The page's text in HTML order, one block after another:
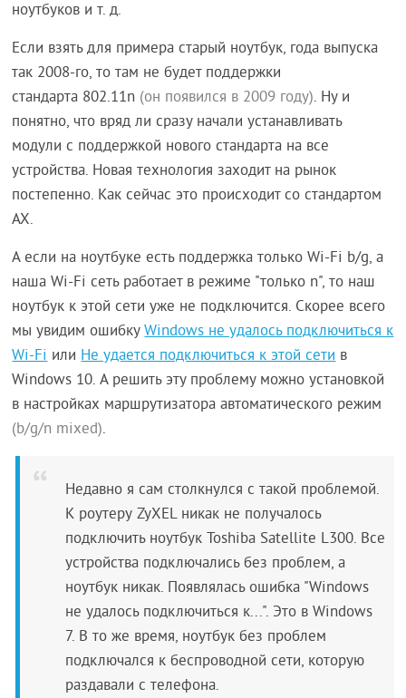
ноутбуков и т. д.
Если взять для примера старый ноутбук, года выпуска
так 2008-го, то там не будет поддержки
стандарта 802.11n (он появился в 2009 году). Ну и
понятно, что вряд ли сразу начали устанавливать
модули с поддержкой нового стандарта на все
устройства. Новая технология заходит на рынок
постепенно. Как сейчас это происходит со стандартом
AX.
А если на ноутбуке есть поддержка только Wi-Fi b/g, а
наша Wi-Fi сеть работает в режиме "только n", то наш
ноутбук к этой сети уже не подключится. Скорее всего
мы увидим ошибкуWindows не удалось подключиться к
Wi-FiилиНе удается подключиться к этой сетив
Windows 10. А решить эту проблему можно установкой
в настройках маршрутизатора автоматического режим
(b/g/n mixed).
Недавно я сам столкнулся с такой проблемой.
К роутеру ZyXEL никак не получалось
подключить ноутбук Toshiba Satellite L300. Все
устройства подключались без проблем, а
ноутбук никак. Появлялась ошибка "Windows
не удалось подключиться к...". Это в Windows
7. В то же время, ноутбук без проблем
подключался к беспроводной сети, которую
раздавали с телефона.